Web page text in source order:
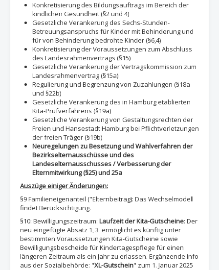
Konkretisierung des Bildungsauftrags im Bereich der
kindlichen Gesundheit (§2 und 4)
Gesetzliche Verankerung des Sechs-Stunden-
Betreuungsanspruchs für Kinder mit Behinderung und
für von Behinderung bedrohte Kinder (§6,4)
Konkretisierung der Voraussetzungen zum Abschluss
des Landesrahmenvertrags (§15)
Gesetzliche Verankerung der Vertragskommission zum
Landesrahmenvertrag (§15a)
Regulierung und Begrenzung von Zuzahlungen (§18a
und §22b)
Gesetzliche Verankerung des in Hamburg etablierten
Kita-Prüfverfahrens (§19a)
Gesetzliche Verankerung von Gestaltungsrechten der
Freien und Hansestadt Hamburg bei Pflichtverletzungen
der freien Träger (§19b)
Neuregelungen zu Besetzung und Wahlverfahren der
Bezirkselternausschüsse und des
Landeselternausschusses / Verbesserung der
Elternmitwirkung (§25) und 25a
Auszüge einiger Änderungen:
§9 Familieneigenanteil ("Elternbeitrag): Das Wechselmodell
findet Berücksichtigung.
§10: Bewilligungszeitraum: Laufzeit der Kita-Gutscheine: Der
neu eingefügte Absatz 1, 3 ermöglicht es künftig unter
bestimmten Voraussetzungen Kita-Gutscheine sowie
Bewilligungsbescheide für Kindertagespflege für einen
längeren Zeitraum als ein Jahr zu erlassen. Ergänzende Info
aus der Sozialbehörde: "XL-Gutschein" zum 1. Januar 2025